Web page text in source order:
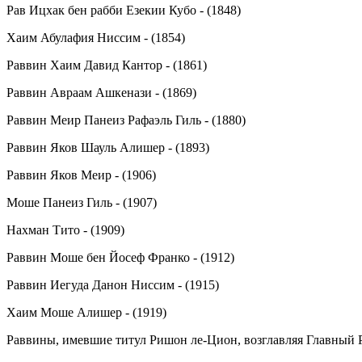
Рав Ицхак бен рабби Езекии Кубо - (1848)
Хаим Абулафия Ниссим - (1854)
Раввин Хаим Давид Кантор - (1861)
Раввин Авраам Ашкенази - (1869)
Раввин Меир Панеиз Рафаэль Гиль - (1880)
Раввин Яков Шауль Алишер - (1893)
Раввин Яков Меир - (1906)
Моше Панеиз Гиль - (1907)
Нахман Тито - (1909)
Раввин Моше бен Йосеф Франко - (1912)
Раввин Иегуда Данон Ниссим - (1915)
Хаим Моше Алишер - (1919)
Раввины, имевшие титул Ришон ле-Цион, возглавляя Главный